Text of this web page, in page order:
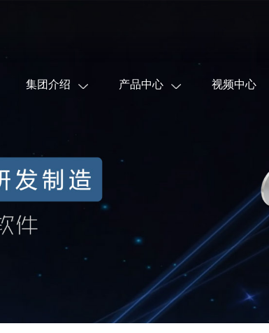
集团介绍 产品中心 视频中心